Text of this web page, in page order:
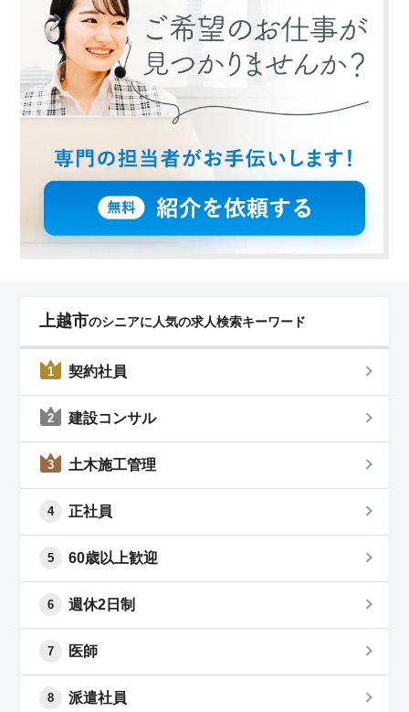
上越市のシニアに人気の求人検索キーワード
1 契約社員
2 建設コンサル
3 土木施工管理
4 正社員
5 60歳以上歓迎
6 週休2日制
7 医師
8 派遣社員